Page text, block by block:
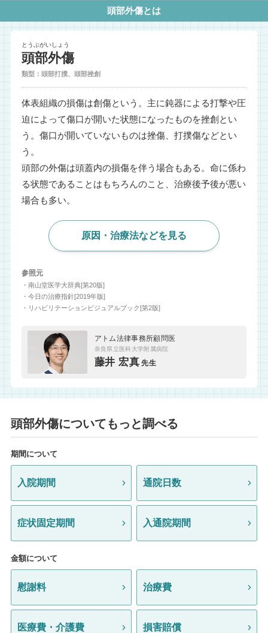
頭部外傷とは
とうぶがいしょう
頭部外傷
類型：頭部打撲、頭部挫創
体表組織の損傷は創傷という。主に鈍器による打撃や圧
迫によって傷口が開いた状態になったものを挫創とい
う。傷口が開いていないものは挫傷、打撲傷などとい
う。
頭部の外傷は頭蓋内の損傷を伴う場合もある。命に係わ
る状態であることはもちろんのこと、治療後予後が悪い
場合も多い。
原因・治療法などを見る
参照元
・南山堂医学大辞典[第20版]
・今日の治療指針[2019年版]
・リハビリテーションビジュアルブック[第2版]
アトム法律事務所顧問医
奈良県立医科大学附属病院
藤井 宏真 先生
頭部外傷についてもっと調べる
期間について
入院期間 通院日数
症状固定期間 入通院期間
金額について
慰謝料 治療費
医療費・介護費 損害賠償